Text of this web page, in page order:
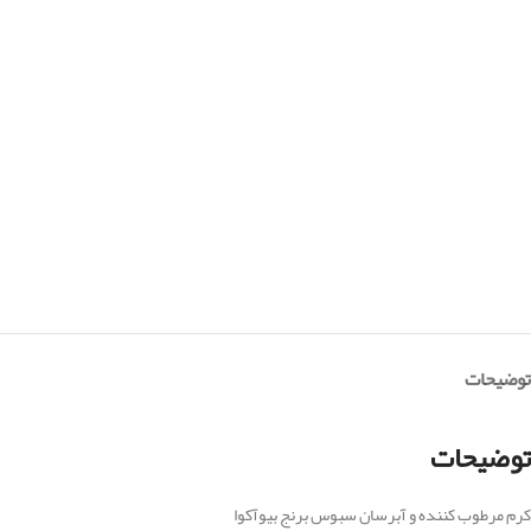
توضیحات
توضیحات
کرم مرطوب کننده و آبرسان سبوس برنج بیوآکوا